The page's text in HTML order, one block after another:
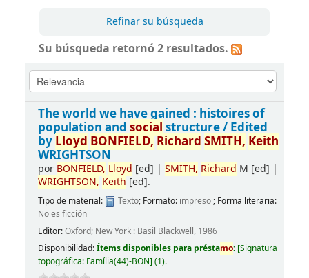
Refinar su búsqueda
Su búsqueda retornó 2 resultados.
The world we have gained : histoires of
population and social structure / Edited
by Lloyd BONFIELD,Richard SMITH, Keith
WRIGHTSON
por BONFIELD, Lloyd [ed] | SMITH, Richard M [ed] |
WRIGHTSON, Keith [ed].
Tipo de material: Texto; Formato: impreso; Forma literaria:
No es ficción
Editor:Oxford; New York : Basil Blackwell, 1986
Disponibilidad:Ítems disponibles para préstamo: [Signatura
topográfica: Família(44)-BON] (1).